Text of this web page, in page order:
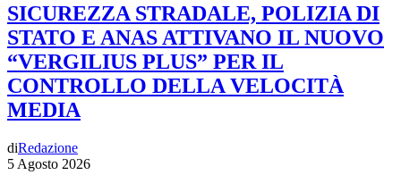
SICUREZZA STRADALE, POLIZIA DI
STATO E ANAS ATTIVANO IL NUOVO
“VERGILIUS PLUS” PER IL
CONTROLLO DELLA VELOCITÀ
MEDIA
diRedazione
5 Agosto 2026